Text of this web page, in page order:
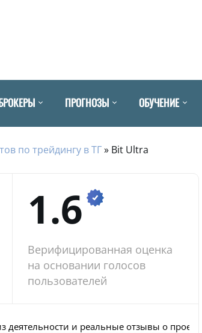
ПРОГНОЗЫ ОБУЧЕНИЕ
по трейдингу в ТГ» Bit Ultra
1.6
Верифицированная оценка
на основании голосов
пользователей
и реальные отзывы о проекте